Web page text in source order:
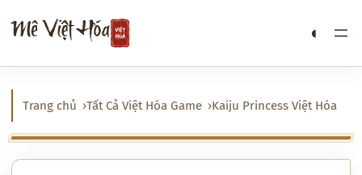
đến
nội
dung
Mê Việt Hóa ◐
Trang chủ Tất Cả Việt Hóa Game Kaiju Princess Việt Hóa